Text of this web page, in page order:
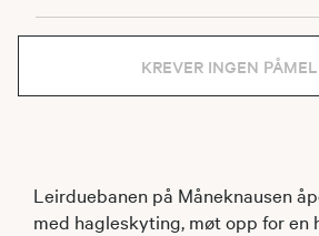
KREVER INGEN
Leirduebanen på Måneknausen
med hagleskyting, møt opp for en